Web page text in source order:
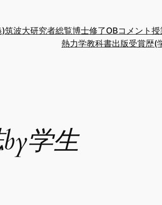
筑波大研究者総覧博士修了OBコメント 授
熱力学教科書出版受賞歴(
学生